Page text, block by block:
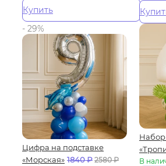
Купить
- 29%
Цифра на подставке
«Морская» 1840₽ 2580₽
В